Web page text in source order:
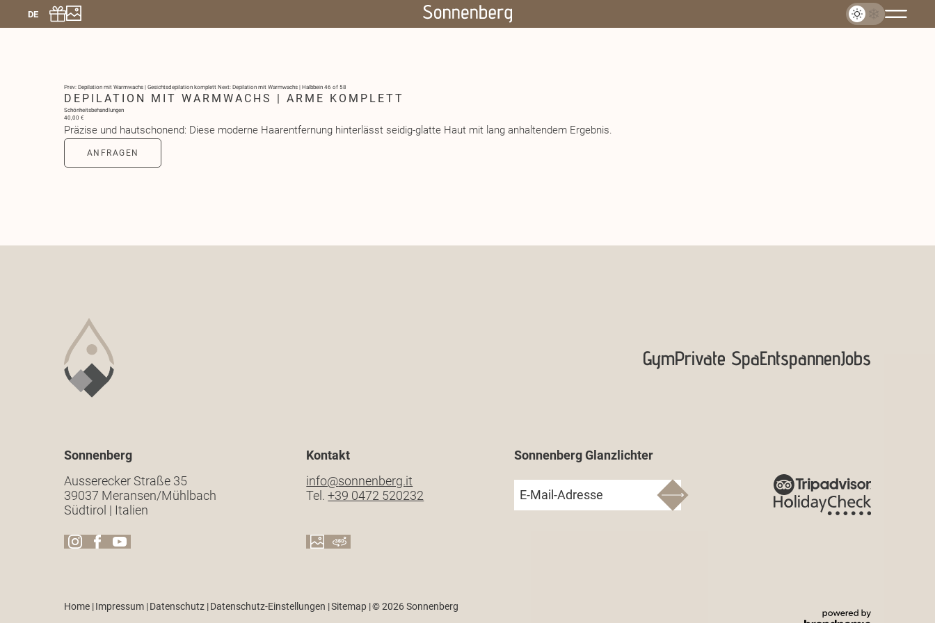
DE
Prev: Depilation mit Warmwachs | Gesichtsdepilation komplett Next: Depilation mit Warmwachs | Halbbein 46 of 58
DEPILATION MIT WARMWACHS | ARME KOMPLETT
Schönheitsbehandlungen
40,00 €
Präzise und hautschonend: Diese moderne Haarentfernung hinterlässt seidig-glatte Haut mit lang anhaltendem Ergebnis.
ANFRAGEN
GymPrivate SpaEntspannenJobs
Sonnenberg
Ausserecker Straße 35
39037 Meransen/Mühlbach
Südtirol | Italien
Kontakt
info@sonnenberg.it
Tel. +39 0472 520232
Sonnenberg Glanzlichter
E-Mail-Adresse
Home |Impressum |Datenschutz |Datenschutz-Einstellungen |Sitemap |© 2026 Sonnenberg